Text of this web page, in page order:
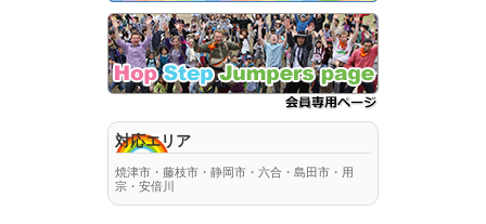
対応エリア
焼津市・藤枝市・静岡市・六合・島田市・用
宗・安倍川